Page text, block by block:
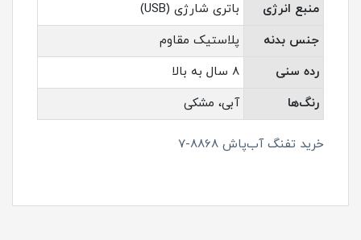
منبع انرژی
باتری شارژی (USB)
جنس بدنه
پلاستیک مقاوم
رده سنی
8 سال به بالا
رنگ‌ها
آبی، مشکی
خرید تفنگ آب‌پاش 8868-7